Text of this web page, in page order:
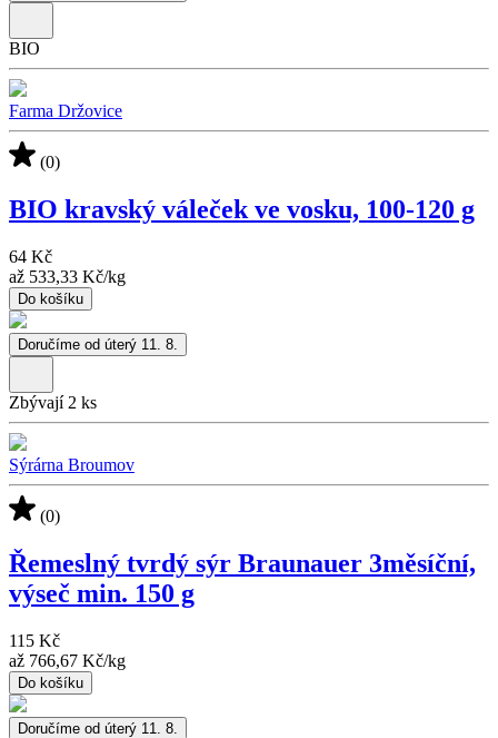
BIO
Farma Držovice
(0)
BIO kravský váleček ve vosku, 100-120 g
64 Kč
až 533,33 Kč/kg
Do košíku
Doručíme od úterý 11. 8.
Zbývají 2 ks
Sýrárna Broumov
(0)
Řemeslný tvrdý sýr Braunauer 3měsíční,
výseč min. 150 g
115 Kč
až 766,67 Kč/kg
Do košíku
Doručíme od úterý 11. 8.